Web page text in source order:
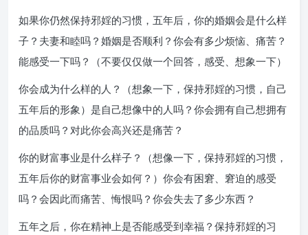
如果你仍然保持邪婬的习惯，五年后，你的婚姻会是什么样
子？夫妻和睦吗？婚姻是否顺利？你会有多少烦恼、痛苦？
能感受一下吗？（不要仅仅做一个回答，感受、想象一下）
你会成为什么样的人？（想象一下，保持邪婬的习惯，自己
五年后的形象）是自己想像中的人吗？你会拥有自己想拥有
的品质吗？对此你会高兴还是痛苦？
你的财富事业是什么样子？（想像一下，保持邪婬的习惯，
五年后你的财富事业会如何？）你会有困窘、窘迫的感受
吗？会因此而痛苦、悔恨吗？你会失去了多少东西？
五年之后，你在精神上是否能感受到幸福？保持邪婬的习